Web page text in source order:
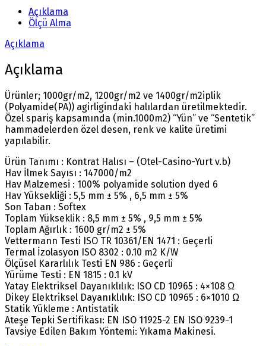
Açıklama
Ölçü Alma
Açıklama
Açıklama
Ürünler; 1000gr/m2, 1200gr/m2 ve 1400gr/m2iplik
(Polyamide(PA)) agirligindaki halılardan üretilmektedir.
Özel spariş kapsamında (min.1000m2) “Yün” ve “Sentetik”
hammadelerden özel desen, renk ve kalite üretimi
yapılabilir.
Ürün Tanımı : Kontrat Halısı – (Otel-Casino-Yurt v.b)
Hav İlmek Sayısı : 147000/m2
Hav Malzemesi : 100% polyamide solution dyed 6
Hav Yüksekliği : 5,5 mm ± 5% , 6,5 mm ± 5%
Son Taban : Softex
Toplam Yükseklik : 8,5 mm ± 5% , 9,5 mm ± 5%
Toplam Ağırlık : 1600 gr/m2 ± 5%
Vettermann Testi ISO TR 10361/EN 1471 : Geçerli
Termal İzolasyon ISO 8302 : 0.10 m2 K/W
Ölçüsel Kararlılık Testi EN 986 : Geçerli
Yürüme Testi : EN 1815 : 0.1 kV
Yatay Elektriksel Dayanıklılık: ISO CD 10965 : 4×108 Ω
Dikey Elektriksel Dayanıklılık: ISO CD 10965 : 6×1010 Ω
Statik Yükleme : Antistatik
Ateşe Tepki Sertifikası: EN ISO 11925-2 EN ISO 9239-1
Tavsiye Edilen Bakım Yöntemi: Yıkama Makinesi.